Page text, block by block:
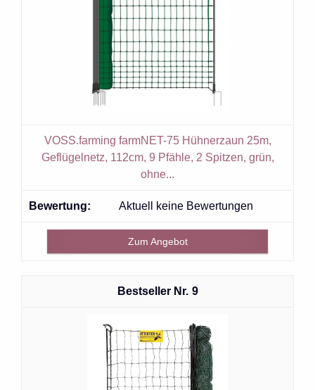
VOSS.farming farmNET-75 Hühnerzaun 25m,
Geflügelnetz, 112cm, 9 Pfähle, 2 Spitzen, grün,
ohne...
Aktuell keine Bewertungen
Zum Angebot
9